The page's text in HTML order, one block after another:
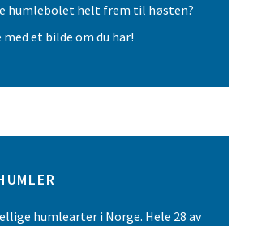
humlebolet helt frem til høsten?
med et bilde om du har!
humlearter i Norge. Hele 28 av